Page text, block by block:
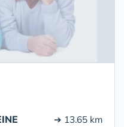
➔ 13.65 km